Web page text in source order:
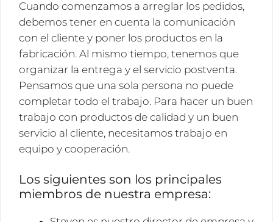
Cuando comenzamos a arreglar los pedidos,
debemos tener en cuenta la comunicación
con el cliente y poner los productos en la
fabricación. Al mismo tiempo, tenemos que
organizar la entrega y el servicio postventa.
Pensamos que una sola persona no puede
completar todo el trabajo. Para hacer un buen
trabajo con productos de calidad y un buen
servicio al cliente, necesitamos trabajo en
equipo y cooperación.
Los siguientes son los principales
miembros de nuestra empresa: